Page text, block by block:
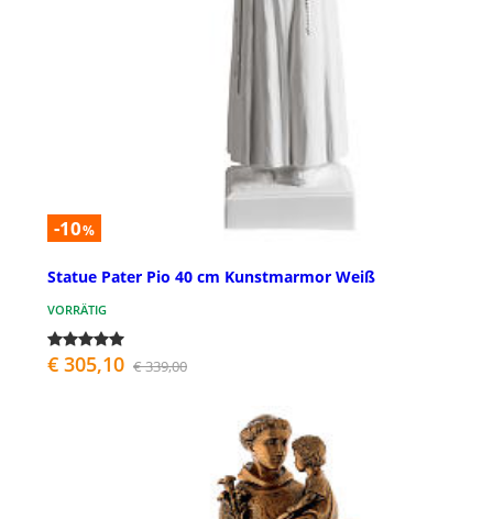
-10%
Statue Pater Pio 40 cm Kunstmarmor Weiß
VORRÄTIG
€ 305,10 € 339,00